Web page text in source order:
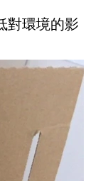
對環境的影